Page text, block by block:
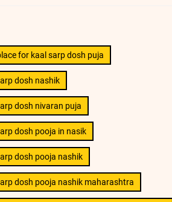
for kaal sarp dosh puja
dosh nashik
dosh nivaran puja
dosh pooja in nasik
dosh pooja nashik
dosh pooja nashik maharashtra